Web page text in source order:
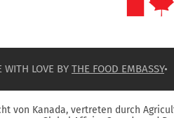
WITH LOVE BY THE FOOD EMBASSY•
von Kanada, vertreten durch